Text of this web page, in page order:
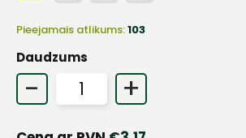
Pieejamais atlikums:103
Daudzums
- +